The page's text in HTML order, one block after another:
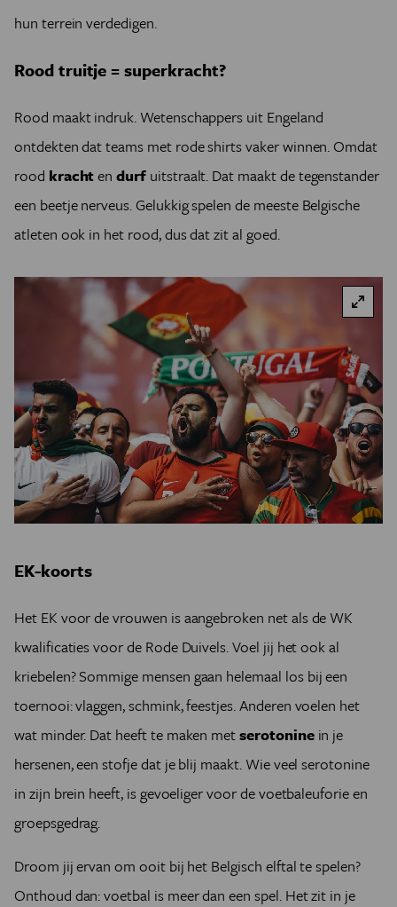
hun terrein verdedigen.
Rood truitje = superkracht?
Rood maakt indruk. Wetenschappers uit Engeland
ontdekten dat teams met rode shirts vaker winnen. Omdat
rood krachtendurf uitstraalt. Dat maakt de tegenstander
een beetje nerveus. Gelukkig spelen de meeste Belgische
atleten ook in het rood, dus dat zit al goed.
EK-koorts
Het EK voor de vrouwen is aangebroken net als de WK
kwalificaties voor de Rode Duivels. Voel jij het ook al
kriebelen? Sommige mensen gaan helemaal los bij een
toernooi: vlaggen, schmink, feestjes. Anderen voelen het
wat minder. Dat heeft te maken metserotoninein je
hersenen, een stofje dat je blij maakt. Wie veel serotonine
in zijn brein heeft, is gevoeliger voor de voetbaleuforie en
groepsgedrag.
Droom jij ervan om ooit bij het Belgisch elftal te spelen?
Onthoud dan: voetbal is meer dan een spel. Het zit in je